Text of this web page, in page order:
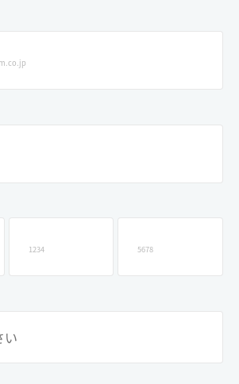
ログイン